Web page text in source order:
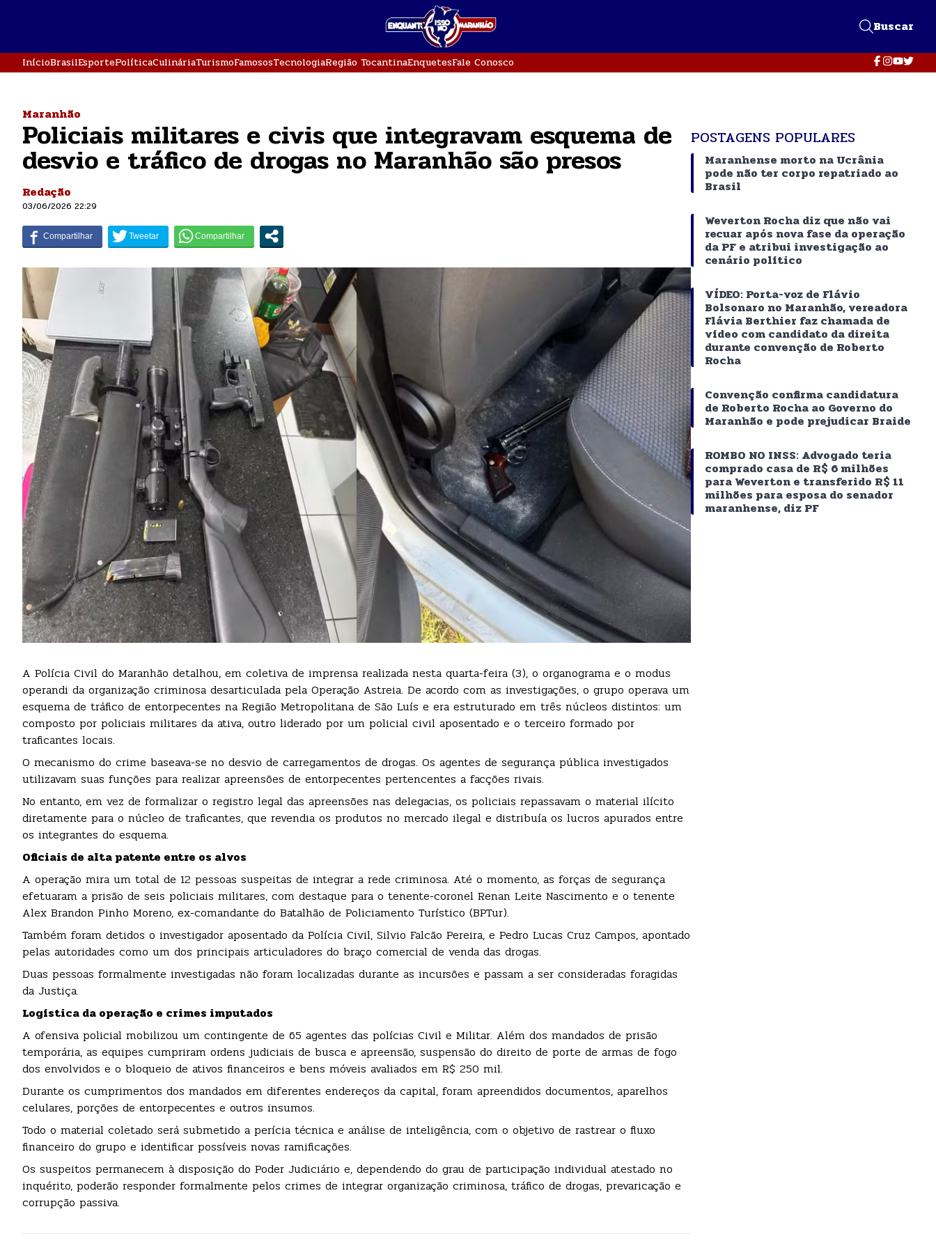
Buscar
InícioBrasilEsportePolíticaCulináriaTurismoFamososTecnologiaRegião TocantinaEnquetesFale Conosco
Maranhão
Policiais militares e civis que integravam esquema de
desvio e tráfico de drogas no Maranhão são presos
Redação
03/06/2026 22:29
A Polícia Civil do Maranhão detalhou, em coletiva de imprensa realizada nesta quarta-feira (3), o organograma e o modus
operandi da organização criminosa desarticulada pela Operação Astreia. De acordo com as investigações, o grupo operava um
esquema de tráfico de entorpecentes na Região Metropolitana de São Luís e era estruturado em três núcleos distintos: um
composto por policiais militares da ativa, outro liderado por um policial civil aposentado e o terceiro formado por
traficantes locais.
O mecanismo do crime baseava-se no desvio de carregamentos de drogas. Os agentes de segurança pública investigados
utilizavam suas funções para realizar apreensões de entorpecentes pertencentes a facções rivais.
No entanto, em vez de formalizar o registro legal das apreensões nas delegacias, os policiais repassavam o material ilícito
diretamente para o núcleo de traficantes, que revendia os produtos no mercado ilegal e distribuía os lucros apurados entre
os integrantes do esquema.
Oficiais de alta patente entre os alvos
A operação mira um total de 12 pessoas suspeitas de integrar a rede criminosa. Até o momento, as forças de segurança
efetuaram a prisão de seis policiais militares, com destaque para o tenente-coronel Renan Leite Nascimento e o tenente
Alex Brandon Pinho Moreno, ex-comandante do Batalhão de Policiamento Turístico (BPTur).
Também foram detidos o investigador aposentado da Polícia Civil, Silvio Falcão Pereira, e Pedro Lucas Cruz Campos, apontado
pelas autoridades como um dos principais articuladores do braço comercial de venda das drogas.
Duas pessoas formalmente investigadas não foram localizadas durante as incursões e passam a ser consideradas foragidas
da Justiça.
Logística da operação e crimes imputados
A ofensiva policial mobilizou um contingente de 65 agentes das polícias Civil e Militar. Além dos mandados de prisão
temporária, as equipes cumpriram ordens judiciais de busca e apreensão, suspensão do direito de porte de armas de fogo
dos envolvidos e o bloqueio de ativos financeiros e bens móveis avaliados em R$ 250 mil.
Durante os cumprimentos dos mandados em diferentes endereços da capital, foram apreendidos documentos, aparelhos
celulares, porções de entorpecentes e outros insumos.
Todo o material coletado será submetido a perícia técnica e análise de inteligência, com o objetivo de rastrear o fluxo
financeiro do grupo e identificar possíveis novas ramificações.
Os suspeitos permanecem à disposição do Poder Judiciário e, dependendo do grau de participação individual atestado no
inquérito, poderão responder formalmente pelos crimes de integrar organização criminosa, tráfico de drogas, prevaricação e
corrupção passiva.
POSTAGENS POPULARES
Maranhense morto na Ucrânia
pode não ter corpo repatriado ao
Brasil
Weverton Rocha diz que não vai
recuar após nova fase da operação
da PF e atribui investigação ao
cenário político
VÍDEO: Porta-voz de Flávio
Bolsonaro no Maranhão, vereadora
Flávia Berthier faz chamada de
vídeo com candidato da direita
durante convenção de Roberto
Rocha
Convenção confirma candidatura
de Roberto Rocha ao Governo do
Maranhão e pode prejudicar Braide
ROMBO NO INSS: Advogado teria
comprado casa de R$ 6 milhões
para Weverton e transferido R$ 11
milhões para esposa do senador
maranhense, diz PF